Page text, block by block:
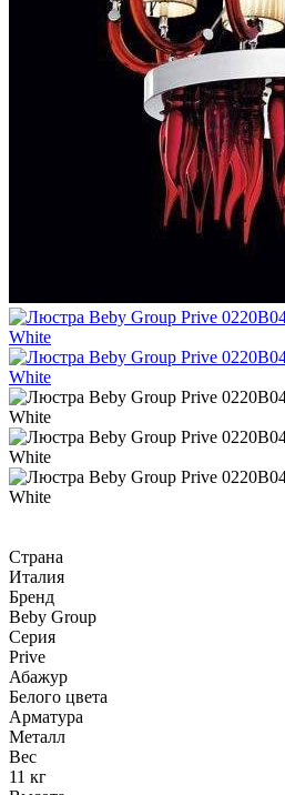
Страна
Италия
Бренд
Beby Group
Серия
Prive
Абажур
Белого цвета
Арматура
Металл
Вес
11 кг